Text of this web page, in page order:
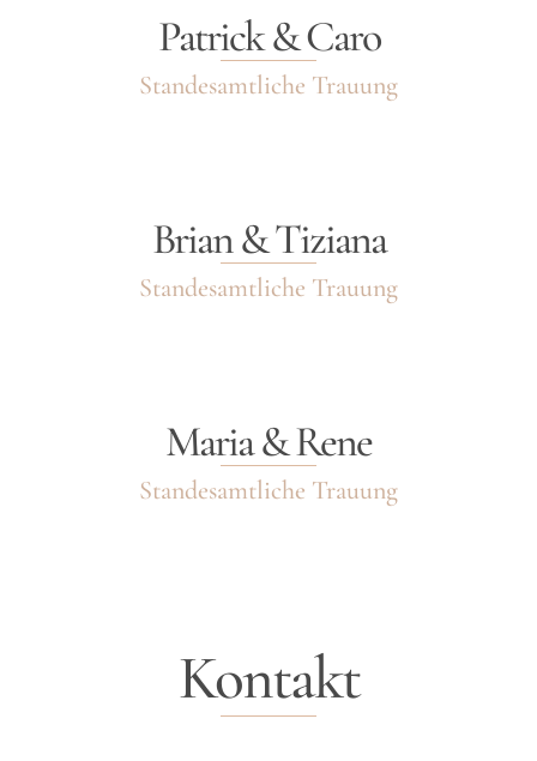
Patrick & Caro
Standesamtliche Trauung
Brian & Tiziana
Standesamtliche Trauung
Maria & Rene
Standesamtliche Trauung
Kontakt